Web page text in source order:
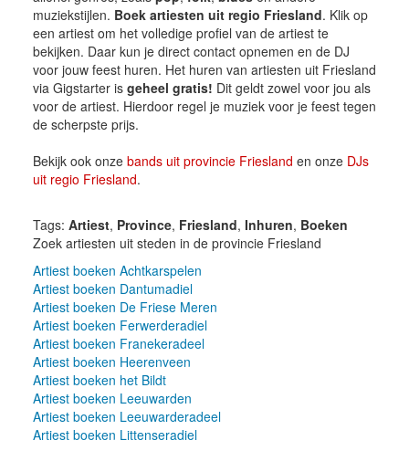
muziekstijlen. Boek artiesten uit regio Friesland. Klik op
een artiest om het volledige profiel van de artiest te
bekijken. Daar kun je direct contact opnemen en de DJ
voor jouw feest huren. Het huren van artiesten uit Friesland
via Gigstarter is geheel gratis! Dit geldt zowel voor jou als
voor de artiest. Hierdoor regel je muziek voor je feest tegen
de scherpste prijs.
Bekijk ook onze bands uit provincie Friesland en onze DJs
uit regio Friesland.
Tags: Artiest, Province, Friesland, Inhuren, Boeken
Zoek artiesten uit steden in de provincie Friesland
Artiest boeken Achtkarspelen
Artiest boeken Dantumadiel
Artiest boeken De Friese Meren
Artiest boeken Ferwerderadiel
Artiest boeken Franekeradeel
Artiest boeken Heerenveen
Artiest boeken het Bildt
Artiest boeken Leeuwarden
Artiest boeken Leeuwarderadeel
Artiest boeken Littenseradiel